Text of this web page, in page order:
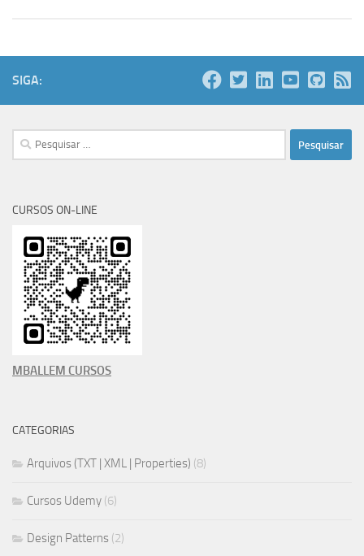
SIGA:
Pesquisar
por:
CURSOS ON-LINE
MBALLEM CURSOS
CATEGORIAS
Arquivos (TXT | XML | Properties) (8)
Cursos Udemy (6)
Design Patterns (2)